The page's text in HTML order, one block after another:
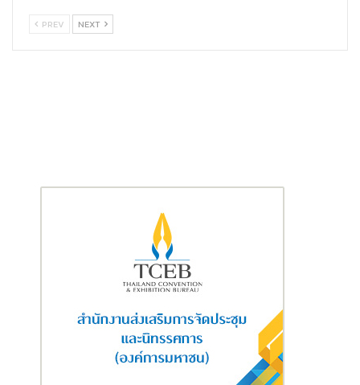
สื่อสารรูปแบบใหม่ ที่จะพาไปย้อนรอยประวัติศาสตร์และอารมณ์ความ
รู้สึกตลอด 100 ปี ผ่านยนตรกรรมอันโดดเด่น
MGC-ASIA Mobility Expo 2026
PREV NEXT